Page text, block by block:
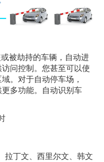
被劫持的车辆，自动进
问控制。您甚至可以使
。对于自动停车场，
多功能。自动识别车
拉丁文、西里尔文、韩文